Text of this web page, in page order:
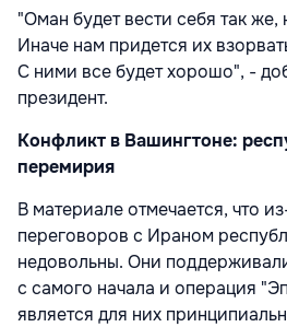
"Оман будет вести себя так же,
Иначе нам придется их
С ними все будет хорошо", -
президент.
Конфликт в Вашингтоне:
перемирия
В материале отмечается, что
переговоров с Ираном
недовольны. Они
с самого начала и операция
является для них